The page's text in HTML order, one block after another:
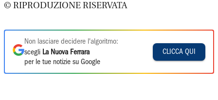
© RIPRODUZIONE RISERVATA
Non lasciare decidere l'algoritmo:
scegli La Nuova Ferrara
per le tue notizie su Google
CLICCA QUI